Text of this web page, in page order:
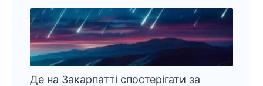
Де на Закарпатті спостерігати за